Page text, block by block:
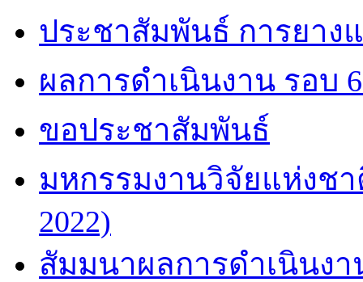
ประชาสัมพันธ์ การยาง
ผลการดำเนินงาน รอบ
ขอประชาสัมพันธ์
มหกรรมงานวิจัยแห่งชาติ
2022)
สัมมนาผลการดำเนินง